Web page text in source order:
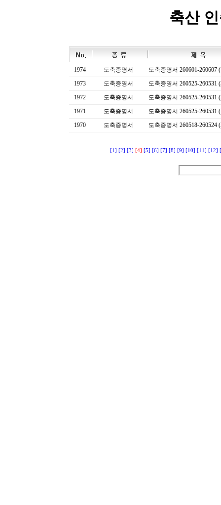
축산
1974 도축증명서
도축증명서 260601-260607
1973
도축증명서
도축증명서 260525-260531
1972
도축증명서
도축증명서 260525-260531
1971
도축증명서
도축증명서 260525-260531
1970
도축증명서 도축증명서 260518-260524
[1] [2] [3] [4] [5] [6] [7] [8] [9] [10] [11] [12]